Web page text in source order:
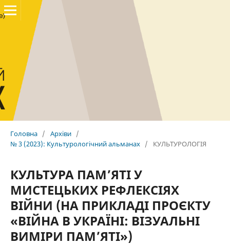
Головна / Архіви /
№ 3 (2023): Культурологічний альманах / КУЛЬТУРОЛОГІЯ
КУЛЬТУРА ПАМ’ЯТІ У
МИСТЕЦЬКИХ РЕФЛЕКСІЯХ
ВІЙНИ (НА ПРИКЛАДІ ПРОЄКТУ
«ВІЙНА В УКРАЇНІ: ВІЗУАЛЬНІ
ВИМІРИ ПАМ’ЯТІ»)